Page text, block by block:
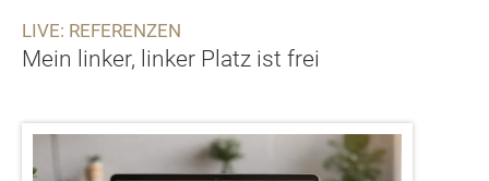
LIVE: REFERENZEN
Mein linker, linker Platz ist frei